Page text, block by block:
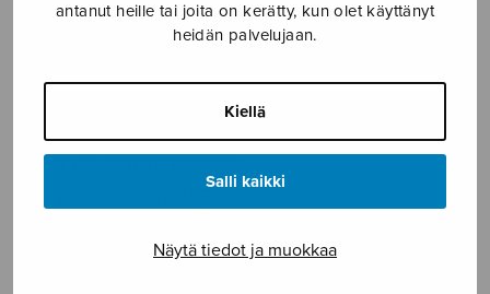
antanut heille tai joita on kerätty, kun olet käyttänyt
heidän palvelujaan.
Kiellä
Salli kaikki
Näytä tiedot ja muokkaa